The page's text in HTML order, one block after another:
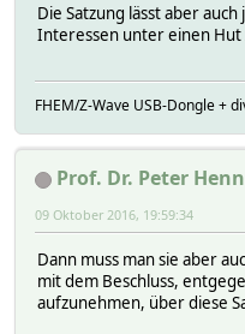
Die Satzung lässt aber
Interessen unter einen Hut
FHEM/Z-Wave USB-Dongle +
Prof. Dr. Peter
09 Oktober 2016, 19:59:34
Dann muss man sie aber
mit dem Beschluss,
aufzunehmen, über diese